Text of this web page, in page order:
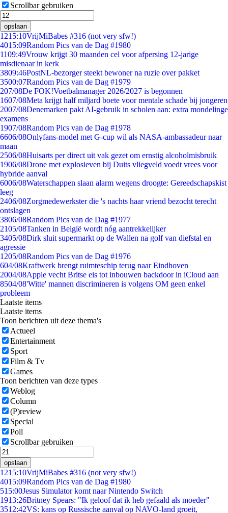
Scrollbar gebruiken
opslaan
1215:10VrijMiBabes #316 (not very sfw!)
4015:09Random Pics van de Dag #1980
1109:49Vrouw krijgt 30 maanden cel voor afpersing 12-jarige
misdienaar in kerk
3809:46PostNL-bezorger steekt bewoner na ruzie over pakket
3500:07Random Pics van de Dag #1979
207/08De FOK!Voetbalmanager 2026/2027 is begonnen
1607/08Meta krijgt half miljard boete voor mentale schade bij jongeren
2007/08Denemarken pakt AI-gebruik in scholen aan: extra mondelinge
examens
1907/08Random Pics van de Dag #1978
6606/08Onlyfans-model met G-cup wil als NASA-ambassadeur naar
maan
2506/08Huisarts per direct uit vak gezet om ernstig alcoholmisbruik
1906/08Drone met explosieven bij Duits vliegveld voedt vrees voor
hybride aanval
6006/08Waterschappen slaan alarm wegens droogte: Gereedschapskist
leeg
2406/08Zorgmedewerkster die 's nachts haar vriend bezocht terecht
ontslagen
3806/08Random Pics van de Dag #1977
2105/08Tanken in België wordt nóg aantrekkelijker
3405/08Dirk sluit supermarkt op de Wallen na golf van diefstal en
agressie
1205/08Random Pics van de Dag #1976
604/08Kraftwerk brengt ruimteschip terug naar Eindhoven
2004/08Apple vecht Britse eis tot inbouwen backdoor in iCloud aan
8504/08'Witte' mannen discrimineren is volgens OM geen enkel
probleem
Laatste items
Laatste items
Toon berichten uit deze thema's
Actueel
Entertainment
Sport
Film & Tv
Games
Toon berichten van deze types
Weblog
Column
(P)review
Special
Poll
Scrollbar gebruiken
opslaan
1215:10VrijMiBabes #316 (not very sfw!)
4015:09Random Pics van de Dag #1980
515:00Jesus Simulator komt naar Nintendo Switch
1913:26Britney Spears: "Ik geloof dat ik heb gefaald als moeder"
3512:42VS: kans op Russische aanval op NAVO-land groeit,